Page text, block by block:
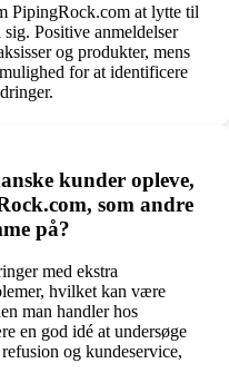
PipingRock.com at lytte til
Positive anmeldelser
og produkter, mens
for at identificere
kunder opleve,
som andre
på?
med ekstra
hvilket kan være
man handler hos
en god idé at undersøge
og kundeservice,